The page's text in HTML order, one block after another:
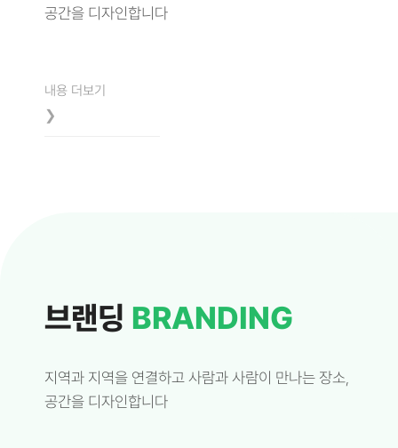
공간을 디자인합니다
내용 더보기
❯
브랜딩 BRANDING
지역과 지역을 연결하고 사람과 사람이 만나는 장소,
공간을 디자인합니다